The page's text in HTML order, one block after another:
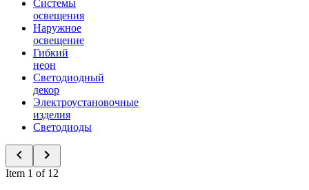
Системы
освещения
Наружное
освещение
Гибкий
неон
Светодиодный
декор
Электроустановочные
изделия
Светодиоды
Item 1 of 12